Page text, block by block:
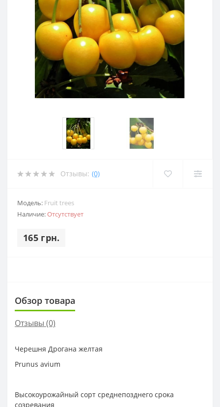
Отзывы: (0)
Модель: Fruit trees
Наличие:Отсутствует
165 грн.
Обзор товара
Отзывы (0)
Черешня Дрогана желтая
Prunus avium
Высокоурожайный сорт среднепозднего срока
созревания